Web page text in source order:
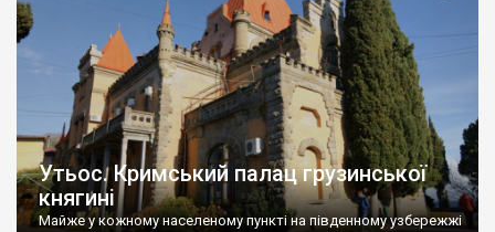
Утьос. Кримський палац грузинської
княгині
Майже у кожному населеному пункті на південному узбережжі